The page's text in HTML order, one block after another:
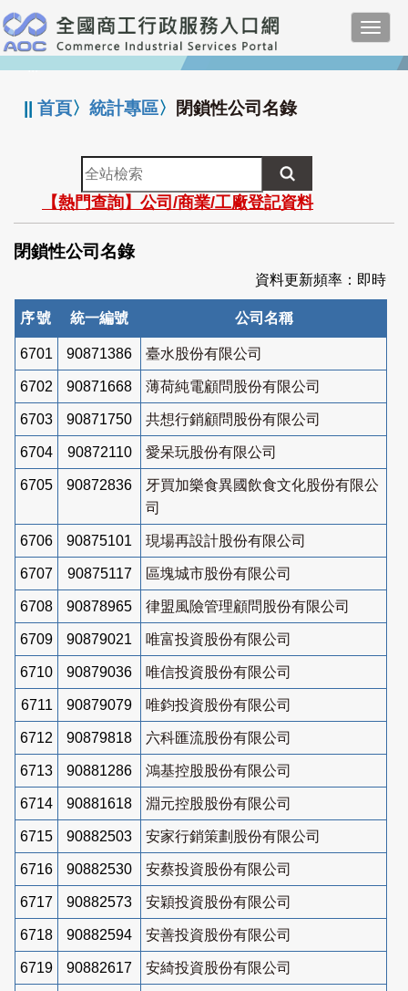
跳
到
主
要
:::
||首頁〉統計專區〉 閉鎖性公司名錄
全
站
檢
索
【熱門查詢】公司/商業/工廠登記資料
閉鎖性公司名錄
資料更新頻率：即時
序號 統一編號 公司名稱
6701 90871386 臺水股份有限公司
6702 90871668 薄荷純電顧問股份有限公司
6703 90871750 共想行銷顧問股份有限公司
6704 90872110 愛呆玩股份有限公司
6705 90872836
牙買加樂食異國飲食文化股份有限公
司
6706 90875101 現場再設計股份有限公司
6707 90875117 區塊城市股份有限公司
6708 90878965 律盟風險管理顧問股份有限公司
6709 90879021 唯富投資股份有限公司
6710 90879036 唯信投資股份有限公司
6711 90879079 唯鈞投資股份有限公司
6712 90879818 六科匯流股份有限公司
6713 90881286 鴻基控股股份有限公司
6714 90881618 淵元控股股份有限公司
6715 90882503 安家行銷策劃股份有限公司
6716 90882530 安蔡投資股份有限公司
6717 90882573 安穎投資股份有限公司
6718 90882594 安善投資股份有限公司
6719 90882617 安綺投資股份有限公司